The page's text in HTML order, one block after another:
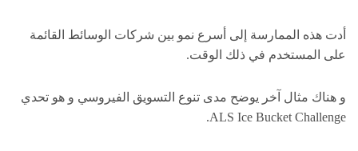
أدت هذه الممارسة إلى أسرع نمو بين شركات الوسائط القائمة
على المستخدم في ذلك الوقت.
و هناك مثال آخر يوضح مدى تنوع التسويق الفيروسي و هو تحدي
ALS Ice Bucket Challenge.